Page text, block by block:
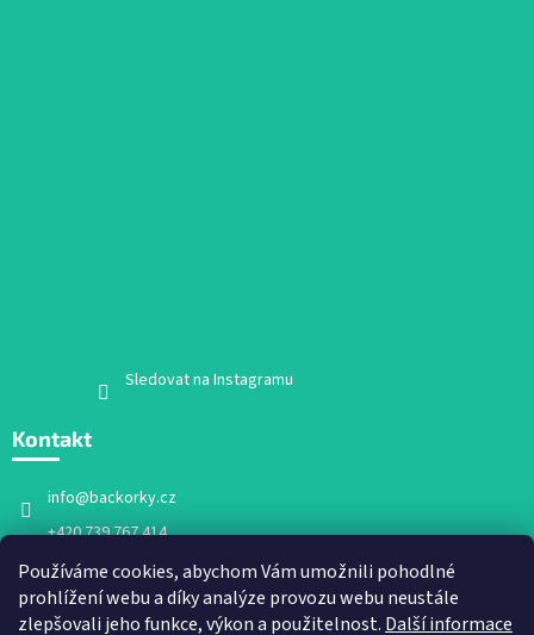
Používáme cookies, abychom Vám umožnili pohodlné
prohlížení webu a díky analýze provozu webu neustále
zlepšovali jeho funkce, výkon a použitelnost. Další informace
Sledovat na Instagramu
Kontakt
info@backorky.cz
+420 739 767 414
Facebook
backorky.cz